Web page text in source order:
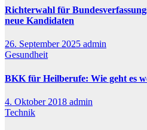
Richterwahl für
neue Kandidaten
26. September 2025 admin
Gesundheit
BKK für Heilberufe: Wie geht es
4. Oktober 2018 admin
Technik